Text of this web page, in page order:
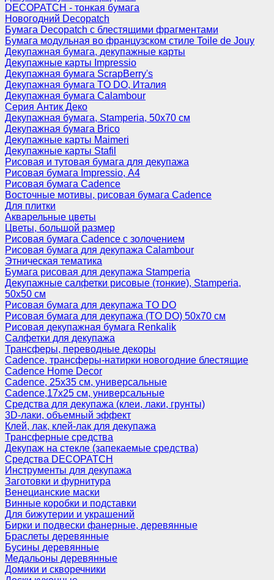
DECOPATCH - тонкая бумага
Новогодний Decopatch
Бумага Decopatch с блестящими фрагментами
Бумага модульная во французском стиле Toile de Jouy
Декупажная бумага, декупажные карты
Декупажные карты Impressio
Декупажная бумага ScrapBerry's
Декупажная бумага TO DO, Италия
Декупажная бумага Calambour
Серия Антик Деко
Декупажная бумага, Stamperia, 50х70 см
Декупажная бумага Brico
Декупажные карты Maimeri
Декупажные карты Stafil
Рисовая и тутовая бумага для декупажа
Рисовая бумага Impressio, А4
Рисовая бумага Cadence
Восточные мотивы, рисовая бумага Cadence
Для плитки
Акварельные цветы
Цветы, большой размер
Рисовая бумага Cadence c золочением
Рисовая бумага для декупажа Calambour
Этническая тематика
Бумага рисовая для декупажа Stamperia
Декупажные салфетки рисовые (тонкие), Stamperia,
50х50 см
Рисовая бумага для декупажа TO DO
Рисовая бумага для декупажа (TO DO) 50х70 см
Рисовая декупажная бумага Renkalik
Салфетки для декупажа
Трансферы, переводные декоры
Cadence, трансферы-натирки новогодние блестящие
Cadence Home Decor
Cadence, 25х35 см, универсальные
Cadence,17х25 см, универсальные
Средства для декупажа (клеи, лаки, грунты)
3D-лаки, объемный эффект
Клей, лак, клей-лак для декупажа
Трансферные средства
Декупаж на стекле (запекаемые средства)
Средства DECOPATCH
Инструменты для декупажа
Заготовки и фурнитура
Венецианские маски
Винные коробки и подставки
Для бижутерии и украшений
Бирки и подвески фанерные, деревянные
Браслеты деревянные
Бусины деревянные
Медальоны деревянные
Домики и скворечники